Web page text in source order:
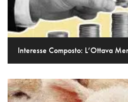
Interesse Composto: L’Ottava